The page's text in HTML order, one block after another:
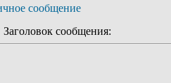
Заголовок сообщения: